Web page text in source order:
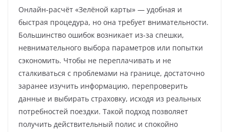
Онлайн-расчёт «Зелёной карты» — удобная и
быстрая процедура, но она требует внимательности.
Большинство ошибок возникает из-за спешки,
невнимательного выбора параметров или попытки
сэкономить. Чтобы не переплачивать и не
сталкиваться с проблемами на границе, достаточно
заранее изучить информацию, перепроверить
данные и выбирать страховку, исходя из реальных
потребностей поездки. Такой подход позволяет
получить действительный полис и спокойно